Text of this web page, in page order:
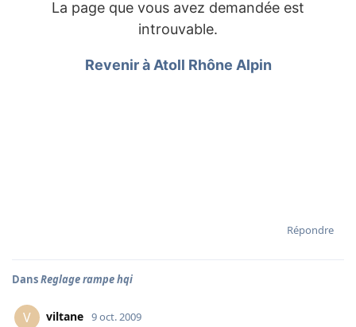
Répondre
DansReglage rampe hqi
V viltane 9 oct. 2009